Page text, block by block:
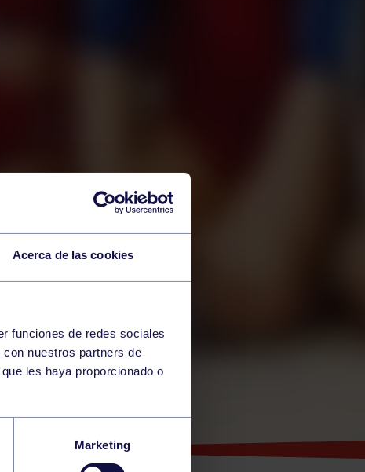
Acerca de las cookies
funciones de redes sociales
nuestros partners de
les haya proporcionado o
Marketing